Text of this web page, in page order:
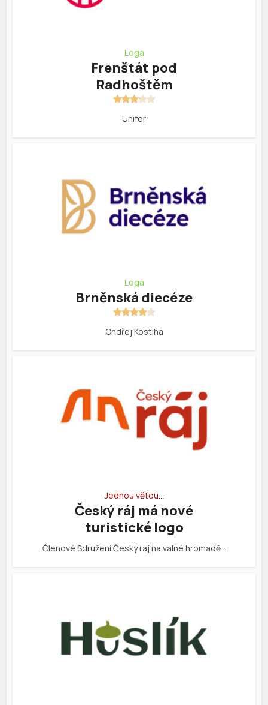
Loga
Frenštát pod
Radhoštěm
Unifer
Loga
Brněnská diecéze
Ondřej Kostiha
Jednou větou…
Český ráj má nové
turistické logo
Členové Sdružení Český ráj na valné hromadě…